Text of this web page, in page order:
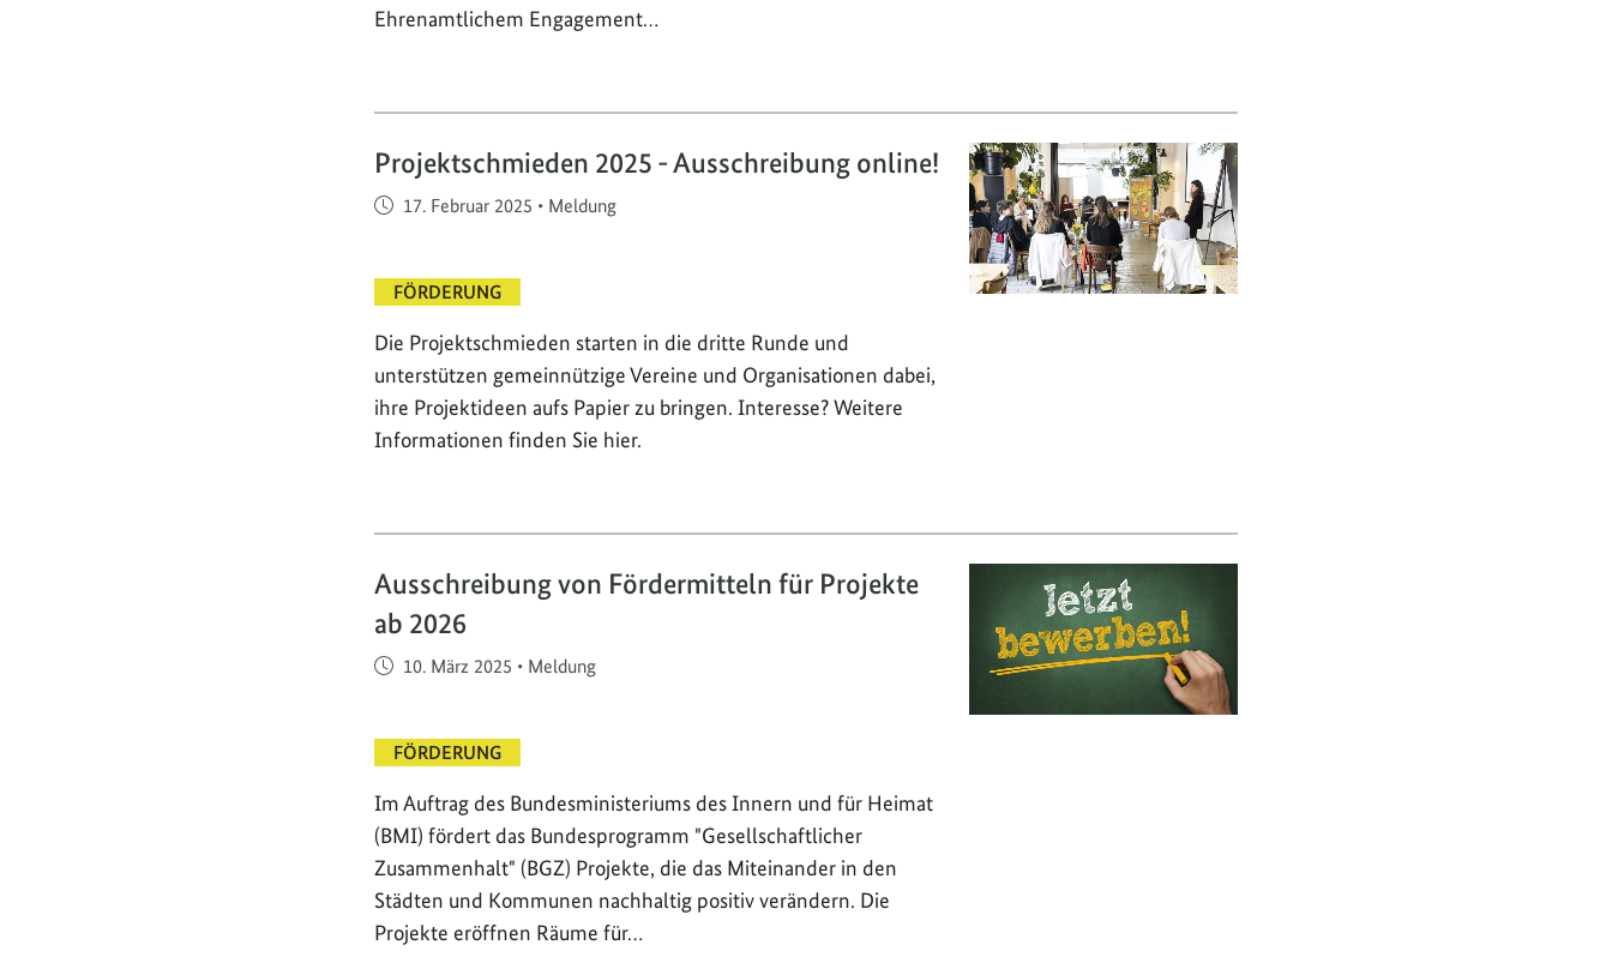
Ehrenamtlichem Engagement…
Projektschmieden 2025 - Ausschreibung online!
Veröffentlicht am
17. Februar 2025 • Meldung
FÖRDERUNG
Die Projektschmieden starten in die dritte Runde und
unterstützen gemeinnützige Vereine und Organisationen dabei,
ihre Projektideen aufs Papier zu bringen. Interesse? Weitere
Informationen finden Sie hier.
Ausschreibung von Fördermitteln für Projekte
ab 2026
Veröffentlicht am
10. März 2025 • Meldung
FÖRDERUNG
Im Auftrag des Bundesministeriums des Innern und für Heimat
(BMI) fördert das Bundesprogramm "Gesellschaftlicher
Zusammenhalt" (BGZ) Projekte, die das Miteinander in den
Städten und Kommunen nachhaltig positiv verändern. Die
Projekte eröffnen Räume für…